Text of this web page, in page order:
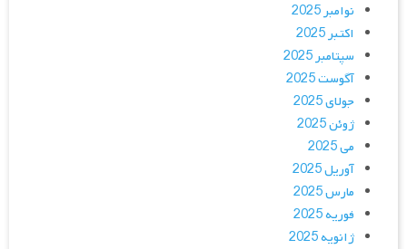
نوامبر 2025
اکتبر 2025
سپتامبر 2025
آگوست 2025
جولای 2025
ژوئن 2025
می 2025
آوریل 2025
مارس 2025
فوریه 2025
ژانویه 2025